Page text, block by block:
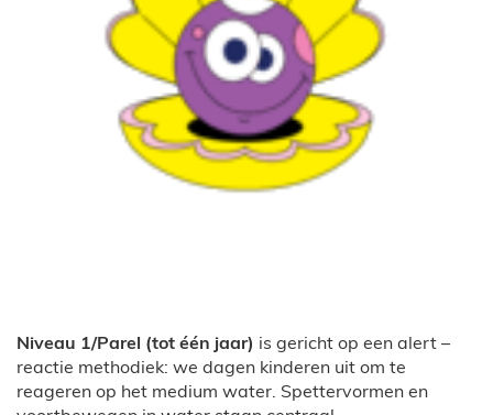
Niveau 1/Parel (tot één jaar) is gericht op een alert –
reactie methodiek: we dagen kinderen uit om te
reageren op het medium water. Spettervormen en